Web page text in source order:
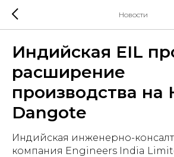
Новости
Индийская EIL
расширение
производства на
Dangote
Индийская инженерно-
компания Engineers India